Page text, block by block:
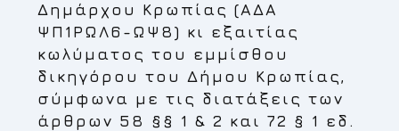
Δημάρχου Κρωπίας (ΑΔΑ
ΨΠ1ΡΩΛ6-ΩΨ8) κι εξαιτίας
κωλύματος του εμμίσθου
δικηγόρου του Δήμου Κρωπίας,
σύμφωνα με τις διατάξεις των
άρθρων 58 §§ 1 & 2 και 72 § 1 εδ.